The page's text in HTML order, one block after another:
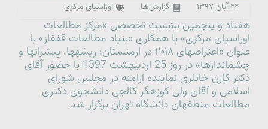
۲۲ آبان ۱۳۹۷ گزارش‌ها اوراسیای مرکزی
هفتاد و پنجمین نشست تخصصی «مرکز مطالعات
اوراسیای مرکزی» با همکاری «بنیاد مطالعات قفقاز» با
عنوان «اعتراض­های ۲۰۱۸ در ارمنستان؛ ریشه­ها، پیشران­ها و
چشم­اندازها» در روز 25 اردیبهشت 1397 با حضور آقای
دکتر کارن خانلری نماینده ارامنه در مجلس شورای
اسلامی و آقای ولی کوزه­گر کالجی دانشجوی دکتری
مطالعات منطقه­ای دانشگاه تهران برگزار شد.